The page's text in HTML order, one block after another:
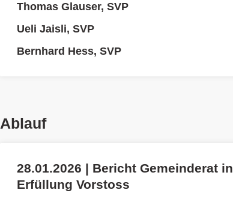
Thomas Glauser, SVP
Ueli Jaisli, SVP
Bernhard Hess, SVP
Ablauf
28.01.2026 | Bericht Gemeinderat in
Erfüllung Vorstoss